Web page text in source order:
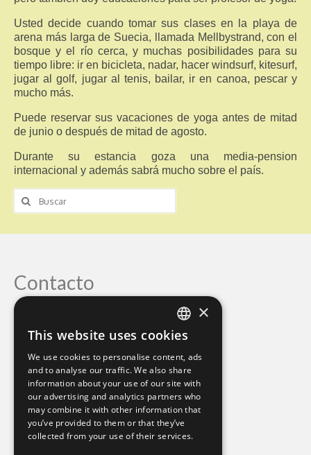
Usted decide cuando tomar sus clases en la playa de
arena más larga de Suecia, llamada Mellbystrand, con el
bosque y el río cerca, y muchas posibilidades para su
tiempo libre: ir en bicicleta, nadar, hacer windsurf, kitesurf,
jugar al golf, jugar al tenis, bailar, ir en canoa, pescar y
mucho más.
Puede reservar sus vacaciones de yoga antes de mitad
de junio o después de mitad de agosto.
Durante su estancia goza una media-pension
internacional y además sabrá mucho sobre el país.
Buscar
por:
Contacto
Monika Hornig
Mellbystrand Sweden
0046-76-8186230
monihornig@gmail.com
ENGLISH
GERMAN
×
This website uses cookies
We use cookies to personalise content, ads
and to analyse our traffic. We also share
information about your use of our site with
our advertising and analytics partners who
may combine it with other information that
you’ve provided to them or that they’ve
collected from your use of their services.